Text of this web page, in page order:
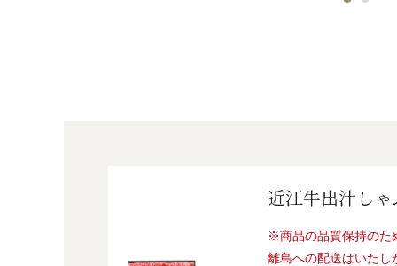
近江牛出汁しゃ
※商品の品質保持のた
離島への配送はいたし